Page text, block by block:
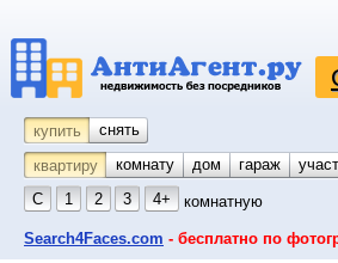
купить снять
квартиру
комнату койко-место
дом гараж
С
1 2 3 4+ комнатную
Search4Faces.com - бесплатно по